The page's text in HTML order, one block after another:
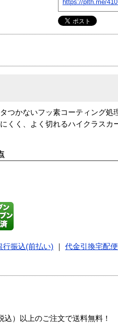
https://plth.me/
つかないフッ素コーティング
くく、よく切れるハイクラス
行振込(前払い) 代金引換宅配便
）以上のご注文で送料無料！